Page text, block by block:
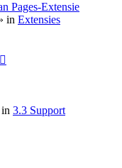
Pages-Extensie
in Extensies
in 3.3 Support